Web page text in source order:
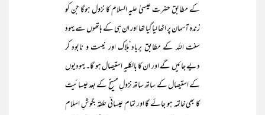
کے مطابق حضرت عیسیٰ علیہ السلام کا نزول ہوگا جن کو
زندہ آسمان پر اٹھا لیا گیا تھا اور ان ہی کے ہاتھوں سے یہود
سنت اللہ کے مطابق برباد‘ہلاک اور نیست و نابود کر
دیے جائیں گے اور ان کا بالکلیہ استیصال ہو گا۔ یہودیوں
کے استیصال کے ساتھ ساتھ نزولِ مسیحؑ کے بعد عیسائیت
کا بھی خاتمہ ہو جائے گا اور تمام عیسائی حلقہ بگوشِ اسلام